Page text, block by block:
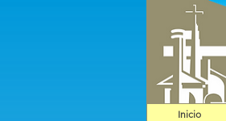
Inicio